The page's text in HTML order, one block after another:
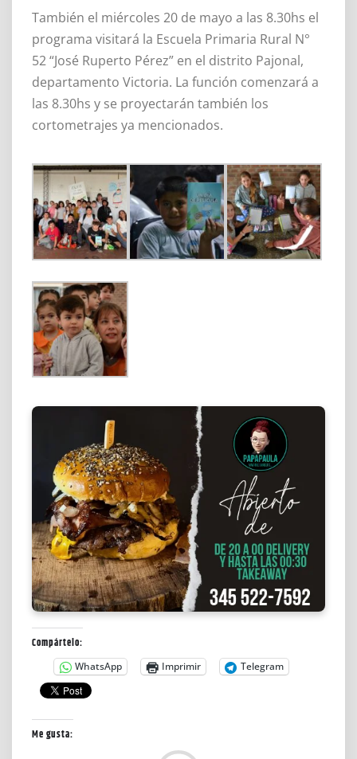
También el miércoles 20 de mayo a las 8.30hs el
programa visitará la Escuela Primaria Rural N°
52 “José Ruperto Pérez” en el distrito Pajonal,
departamento Victoria. La función comenzará a
las 8.30hs y se proyectarán también los
cortometrajes ya mencionados.
Compártelo:
WhatsApp Imprimir Telegram
Me gusta: